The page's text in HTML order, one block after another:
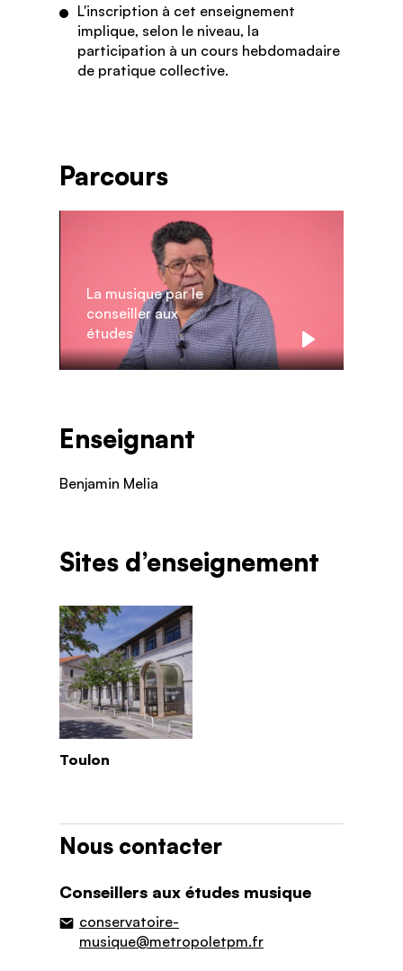
L'inscription à cet enseignement
implique, selon le niveau, la
participation à un cours hebdomadaire
de pratique collective.
Parcours
Play
La musique par le
conseiller aux
études
Enseignant
Benjamin Melia
Sites d’enseignement
Toulon
Nous contacter
Conseillers aux études musique
conservatoire-
musique@metropoletpm.fr